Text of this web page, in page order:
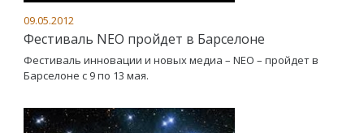
09.05.2012
Фестиваль NEO пройдет в Барселоне
Фестиваль инновации и новых медиа – NEO – пройдет в
Барселоне с 9 по 13 мая.